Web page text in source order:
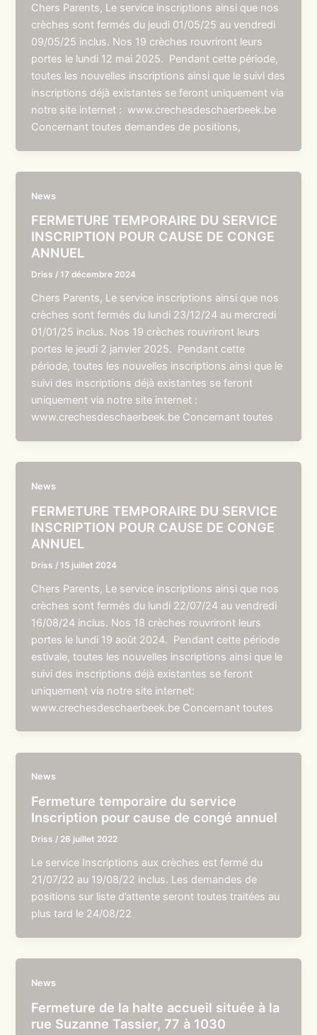
Chers Parents, Le service inscriptions ainsi que nos
crèches sont fermés du jeudi 01/05/25 au vendredi
09/05/25 inclus. Nos 19 crèches rouvriront leurs
portes le lundi 12 mai 2025. Pendant cette période,
toutes les nouvelles inscriptions ainsi que le suivi des
inscriptions déjà existantes se feront uniquement via
notre site internet : www.crechesdeschaerbeek.be
Concernant toutes demandes de positions,
News
FERMETURE TEMPORAIRE DU SERVICE
INSCRIPTION POUR CAUSE DE CONGE
ANNUEL
Driss /17 décembre 2024
Chers Parents, Le service inscriptions ainsi que nos
crèches sont fermés du lundi 23/12/24 au mercredi
01/01/25 inclus. Nos 19 crèches rouvriront leurs
portes le jeudi 2 janvier 2025. Pendant cette
période, toutes les nouvelles inscriptions ainsi que le
suivi des inscriptions déjà existantes se feront
uniquement via notre site internet :
www.crechesdeschaerbeek.be Concernant toutes
News
FERMETURE TEMPORAIRE DU SERVICE
INSCRIPTION POUR CAUSE DE CONGE
ANNUEL
Driss /15 juillet 2024
Chers Parents, Le service inscriptions ainsi que nos
crèches sont fermés du lundi 22/07/24 au vendredi
16/08/24 inclus. Nos 18 crèches rouvriront leurs
portes le lundi 19 août 2024. Pendant cette période
estivale, toutes les nouvelles inscriptions ainsi que le
suivi des inscriptions déjà existantes se feront
uniquement via notre site internet:
www.crechesdeschaerbeek.be Concernant toutes
News
Fermeture temporaire du service
Inscription pour cause de congé annuel
Driss / 26 juillet 2022
Le service Inscriptions aux crèches est fermé du
21/07/22 au 19/08/22 inclus. Les demandes de
positions sur liste d’attente seront toutes traitées au
plus tard le 24/08/22
News
Fermeture de la halte accueil située à la
rue Suzanne Tassier, 77 à 1030